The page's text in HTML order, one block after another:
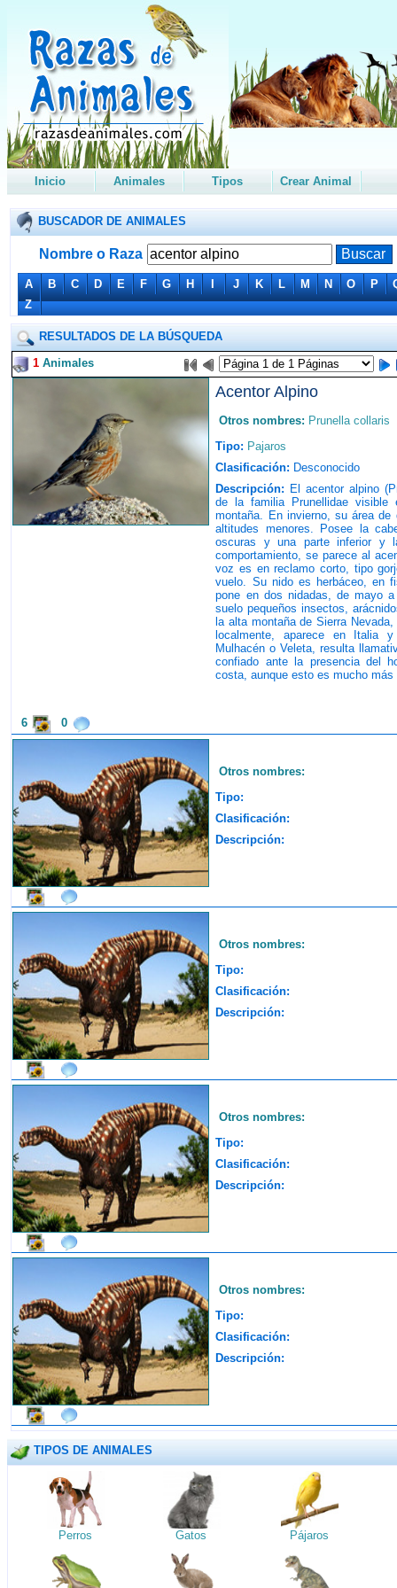
Inicio Animales Tipos Crear Animal
BUSCADOR DE ANIMALES
Nombre o Raza
A B C D E F G H I J K L M N O P
Z
RESULTADOS DE LA BÚSQUEDA
1 Animales
Acentor Alpino
Otros nombres: Prunella collaris
Tipo: Pajaros
Clasificación: Desconocido
Descripción: El acentor alpino
de la familia Prunellidae
montaña. En invierno, su área
altitudes menores. Posee la
oscuras y una parte inferior y
comportamiento, se parece al
voz es en reclamo corto, tipo
vuelo. Su nido es herbáceo, en
pone en dos nidadas, de mayo
suelo pequeños insectos,
la alta montaña de Sierra
localmente, aparece en Italia
Mulhacén o Veleta, resulta
confiado ante la presencia del
costa, aunque esto es mucho más
6 0
Otros nombres:
Tipo:
Clasificación:
Descripción:
Otros nombres:
Tipo:
Clasificación:
Descripción:
Otros nombres:
Tipo:
Clasificación:
Descripción:
Otros nombres:
Tipo:
Clasificación:
Descripción:
TIPOS DE ANIMALES
Perros Gatos Pájaros